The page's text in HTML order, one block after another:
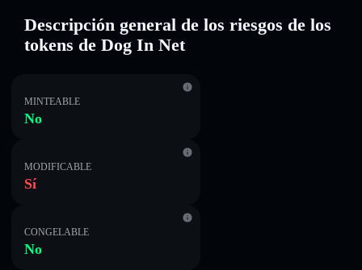
Descripción general de los riesgos de los
tokens de Dog In Net
MINTEABLE
No
MODIFICABLE
Sí
CONGELABLE
No